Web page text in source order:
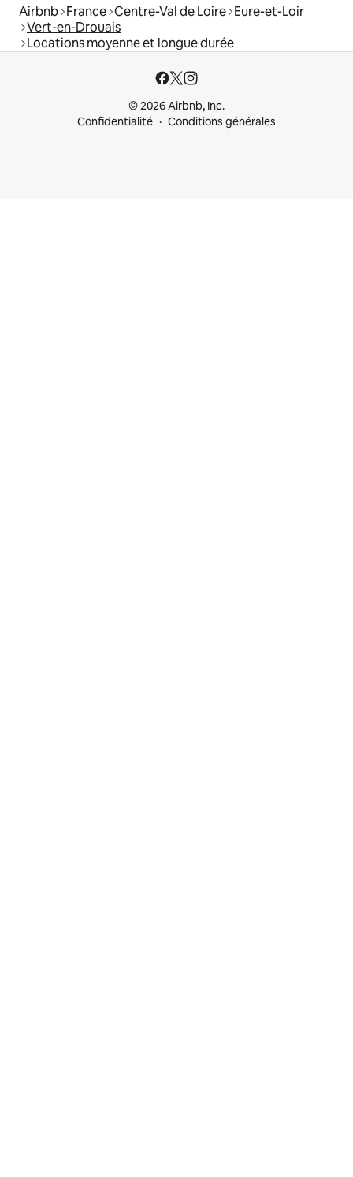
Airbnb France Centre-Val de Loire Eure-et-Loir
Vert-en-Drouais
Locations moyenne et longue durée
© 2026 Airbnb, Inc.
Confidentialité
Conditions générales